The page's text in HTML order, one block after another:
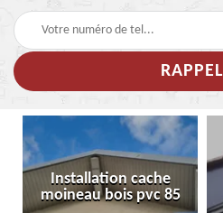
Installation cache
moineau bois pvc 85